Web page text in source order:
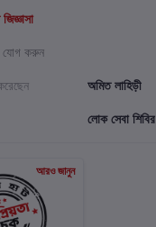
যোগ করুন
অমিত লাহিড়ী
লোক সেবা শিবির
আরও জানুন